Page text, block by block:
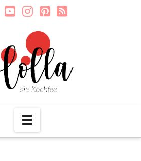
Navigation